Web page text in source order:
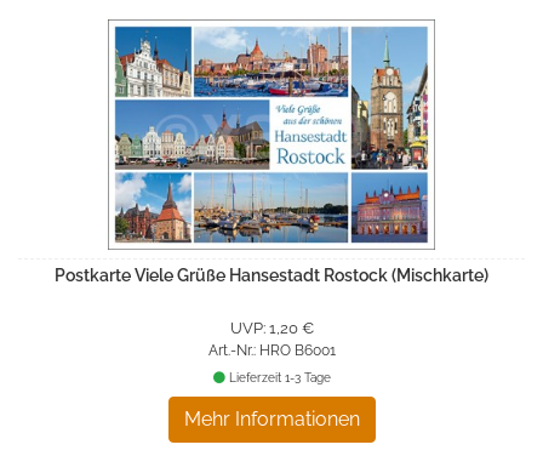
Postkarte Viele Grüße Hansestadt Rostock (Mischkarte)
UVP: 1,20 €
Art.-Nr.: HRO B6001
Mehr Informationen
Lieferzeit 1-3 Tage